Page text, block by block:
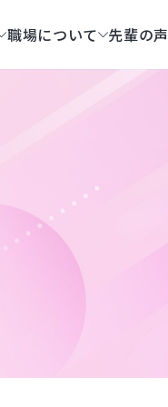
職場について 先輩の声